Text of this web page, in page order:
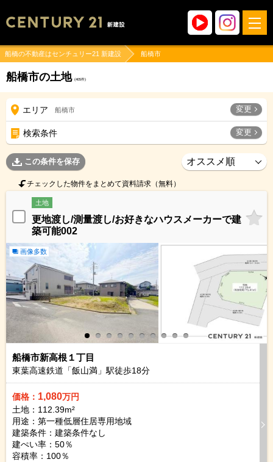
船橋の不動産はセンチュリー21 新建設 船橋市
船橋市の土地 (405件)
エリア 船橋市 変更
検索条件 変更
この条件を保存
チェックした物件をまとめて資料請求（無料）
土地
更地渡し/測量渡し/お好きなハウスメーカーで建
築可能002
画像多数
船橋市新高根１丁目
東葉高速鉄道「飯山満」駅徒歩18分
価格： 1,080万円
土地：112.39m²
用途：第一種低層住居専用地域
建築条件： 建築条件なし
建ぺい率：50％
容積率：100％